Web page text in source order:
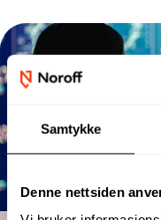
Samtykke
Denne nettsiden